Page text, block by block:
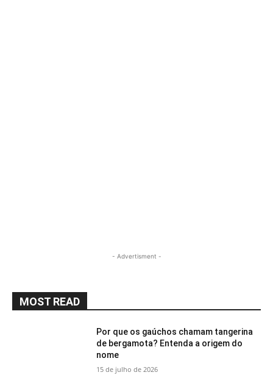
- Advertisment -
MOST READ
Por que os gaúchos chamam tangerina
de bergamota? Entenda a origem do
nome
15 de julho de 2026